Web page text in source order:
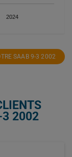
2024
SAAB 9-3 2002
3 2002